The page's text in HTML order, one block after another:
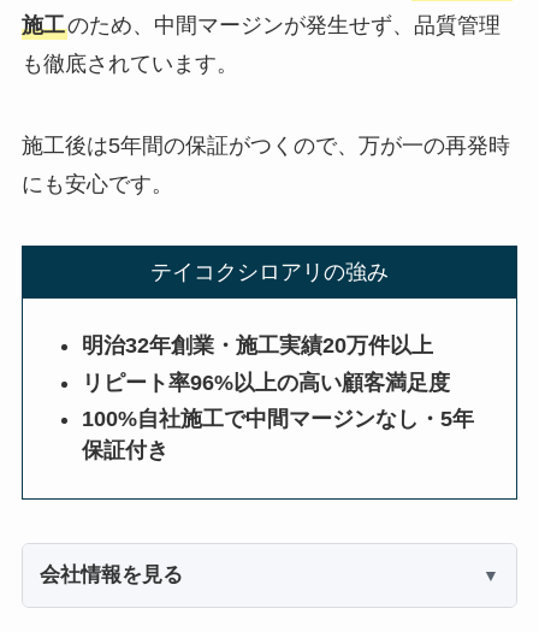
施工のため、中間マージンが発生せず、品質管理
も徹底されています。
施工後は5年間の保証がつくので、万が一の再発時
にも安心です。
テイコクシロアリの強み
明治32年創業・施工実績20万件以上
リピート率96%以上の高い顧客満足度
100%自社施工で中間マージンなし・5年
保証付き
会社情報を見る